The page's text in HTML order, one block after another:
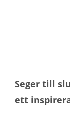
större
bild
Seger till
ett